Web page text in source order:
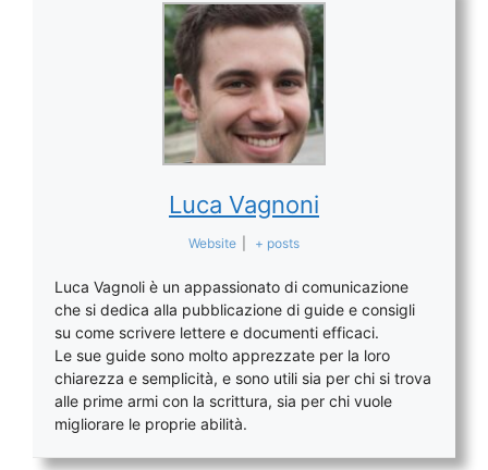
Luca Vagnoni
Website + posts
Luca Vagnoli è un appassionato di comunicazione
che si dedica alla pubblicazione di guide e consigli
su come scrivere lettere e documenti efficaci.
Le sue guide sono molto apprezzate per la loro
chiarezza e semplicità, e sono utili sia per chi si trova
alle prime armi con la scrittura, sia per chi vuole
migliorare le proprie abilità.